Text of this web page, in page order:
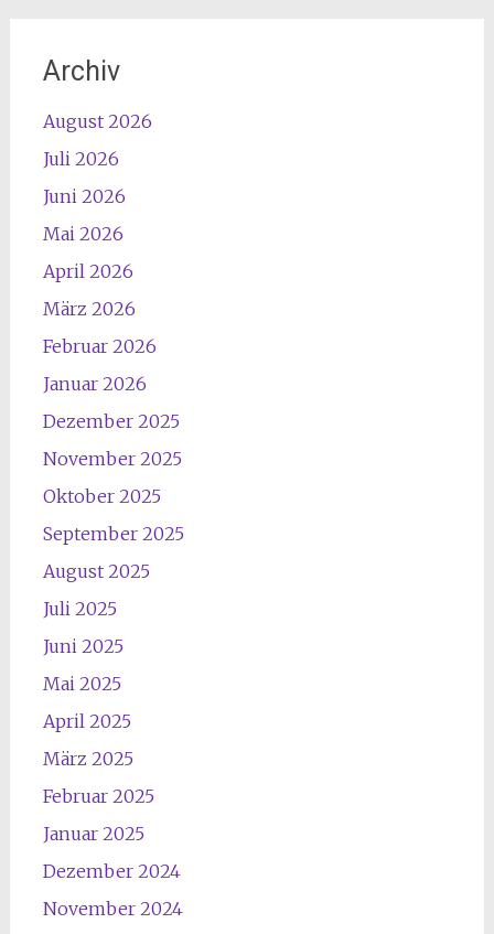
Archiv
August 2026
Juli 2026
Juni 2026
Mai 2026
April 2026
März 2026
Februar 2026
Januar 2026
Dezember 2025
November 2025
Oktober 2025
September 2025
August 2025
Juli 2025
Juni 2025
Mai 2025
April 2025
März 2025
Februar 2025
Januar 2025
Dezember 2024
November 2024